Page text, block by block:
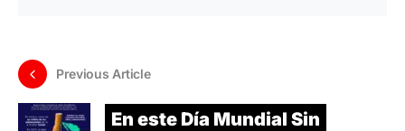
Previous Article
En este Día Mundial Sin